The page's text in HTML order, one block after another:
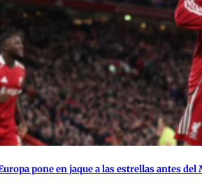
pone en jaque a las estrellas antes del